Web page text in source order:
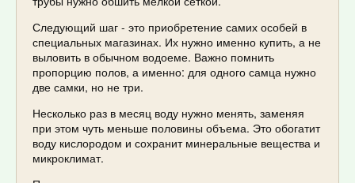
Следующий шаг - это приобретение самих особей в
специальных магазинах. Их нужно именно купить, а не
выловить в обычном водоеме. Важно помнить
пропорцию полов, а именно: для одного самца нужно
две самки, но не три.
Несколько раз в месяц воду нужно менять, заменяя
при этом чуть меньше половины объема. Это обогатит
воду кислородом и сохранит минеральные вещества и
микроклимат.